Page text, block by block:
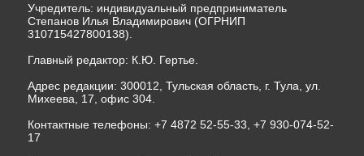
Учредитель: индивидуальный предприниматель
Степанов Илья Владимирович (ОГРНИП
310715427800138).
Главный редактор: К.Ю. Гертье.
Адрес редакции: 300012, Тульская область, г. Тула, ул.
Михеева, 17, офис 304.
Контактные телефоны: +7 4872 52-55-33, +7 930-074-52-
17